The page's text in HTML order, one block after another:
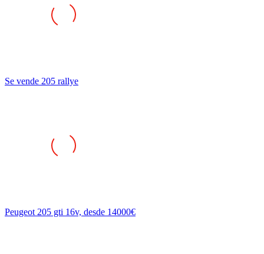
Se vende 205 rallye
Peugeot 205 gti 16v, desde 14000€